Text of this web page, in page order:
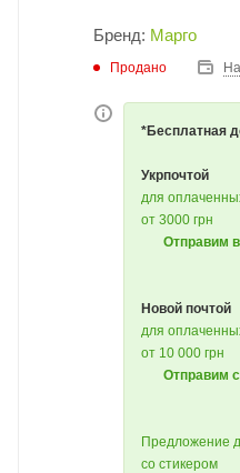
Бренд: Марго
Продано
*Бесплатная
Укрпочтой
для
от 3000 грн
Отправим
Новой почтой
для
от 10 000 грн
Отправим
Предложение
со стикером